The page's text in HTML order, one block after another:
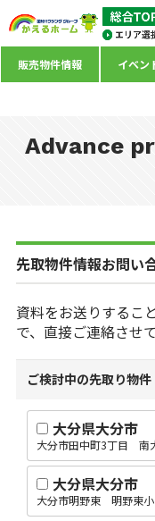
販売物件情報 イベン
Advance
先取物件情報お問い
資料をお送りするこ
で、直接ご連絡させ
ご検討中の先取り物件
大分県大分市
大分市田中町3丁目 南
大分県大分市
大分市明野東 明野東小